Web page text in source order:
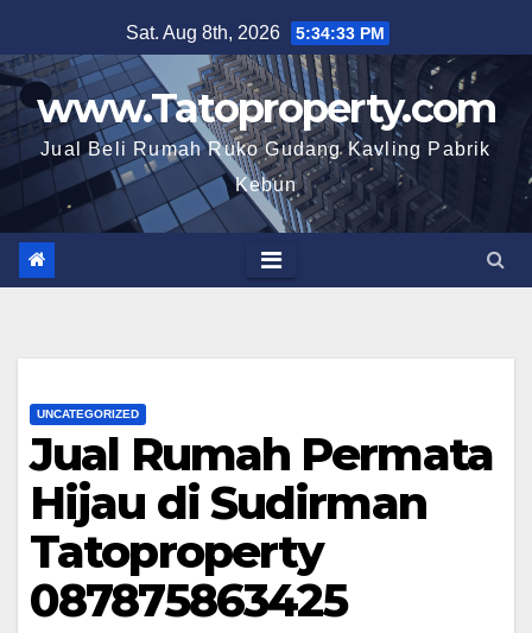
to
content
Sat. Aug 8th, 2026 5:34:34 PM
www.Tatoproperty.com
Jual Beli Rumah Ruko Gudang Kavling Pabrik
Kebun
UNCATEGORIZED
Jual Rumah Permata
Hijau di Sudirman
Tatoproperty
087875863425